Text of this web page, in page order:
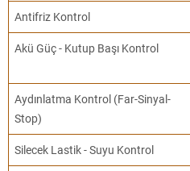
Antifriz Kontrol
Akü Güç - Kutup Başı Kontrol
Aydınlatma Kontrol (Far-Sinyal-
Stop)
Silecek Lastik - Suyu Kontrol